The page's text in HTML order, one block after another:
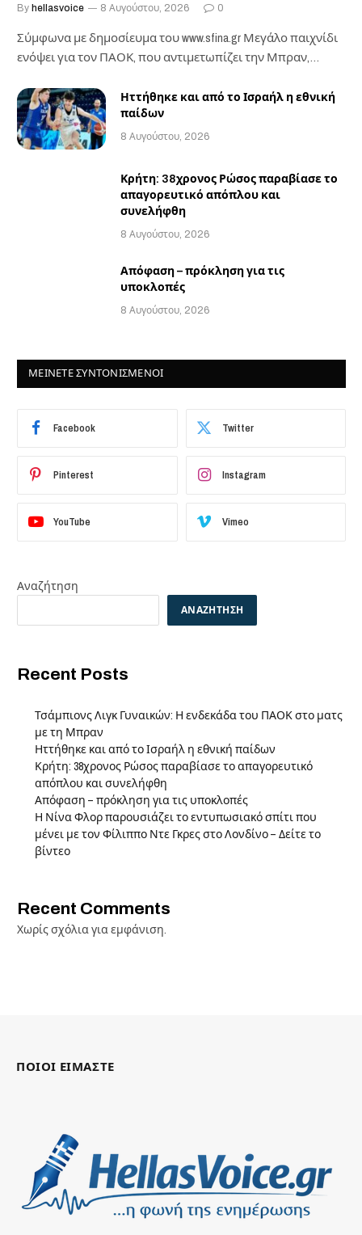
By hellasvoice 8 Αυγούστου, 2026 0
Σύμφωνα με δημοσίευμα του www.sfina.gr Μεγάλο παιχνίδι
ενόψει για τον ΠΑΟΚ, που αντιμετωπίζει την Μπραν,…
Ηττήθηκε και από το Ισραήλ η εθνική
παίδων
8 Αυγούστου, 2026
Κρήτη: 38χρονος Ρώσος παραβίασε το
απαγορευτικό απόπλου και
συνελήφθη
8 Αυγούστου, 2026
Απόφαση – πρόκληση για τις
υποκλοπές
8 Αυγούστου, 2026
ΜΕΙΝΕΤΕ ΣΥΝΤΟΝΙΣΜΕΝΟΙ
Facebook Twitter
Pinterest Instagram
YouTube Vimeo
Αναζήτηση
ΑΝΑΖΉΤΗΣΗ
Recent Posts
Τσάμπιονς Λιγκ Γυναικών: Η ενδεκάδα του ΠΑΟΚ στο ματς
με τη Μπραν
Ηττήθηκε και από το Ισραήλ η εθνική παίδων
Κρήτη: 38χρονος Ρώσος παραβίασε το απαγορευτικό
απόπλου και συνελήφθη
Απόφαση – πρόκληση για τις υποκλοπές
Η Νίνα Φλορ παρουσιάζει το εντυπωσιακό σπίτι που
μένει με τον Φίλιππο Ντε Γκρες στο Λονδίνο – Δείτε το
βίντεο
Recent Comments
Χωρίς σχόλια για εμφάνιση.
ΠΟΙΟΙ ΕΙΜΑΣΤΕ